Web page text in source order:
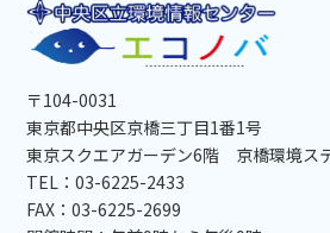
〒104-0031
東京都中央区京橋三丁目1番1号
東京スクエアガーデン6階 京橋環境ス
TEL：03-6225-2433
FAX：03-6225-2699